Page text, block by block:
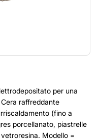
per una
raffreddante
(fino a
porcellanato, piastrelle
Modello =